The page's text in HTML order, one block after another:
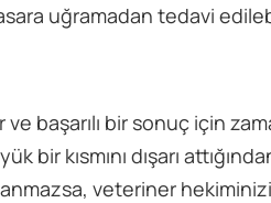
uğramadan tedavi
başarılı bir sonuç için
bir kısmını dışarı
veteriner